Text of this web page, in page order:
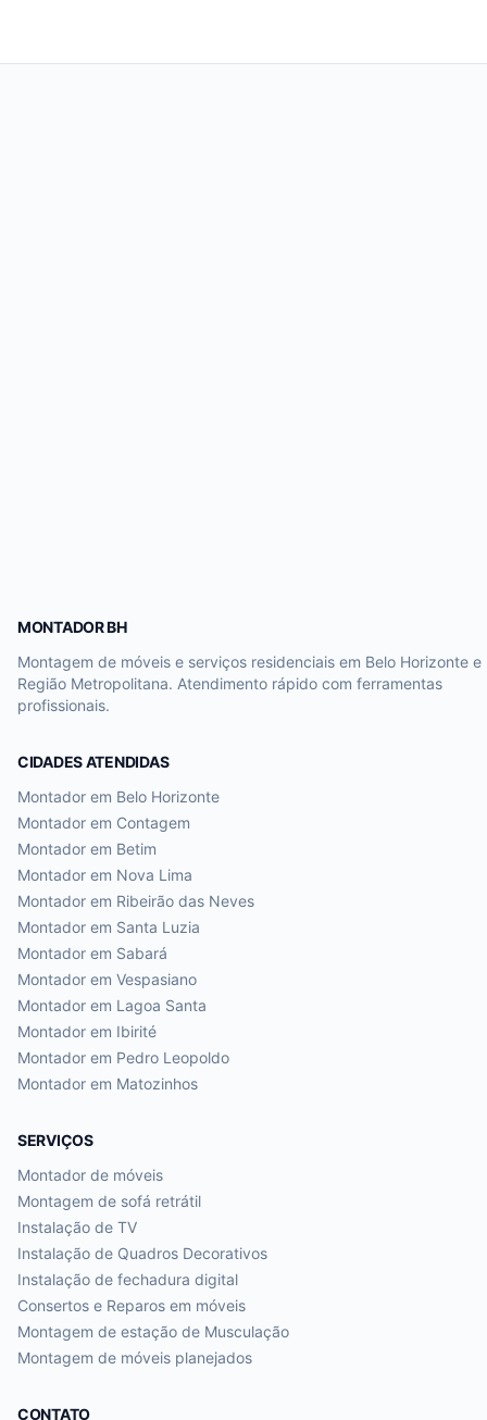
MONTADOR BH
Montagem de móveis e serviços residenciais em Belo Horizonte e
Região Metropolitana. Atendimento rápido com ferramentas
profissionais.
CIDADES ATENDIDAS
Montador em Belo Horizonte
Montador em Contagem
Montador em Betim
Montador em Nova Lima
Montador em Ribeirão das Neves
Montador em Santa Luzia
Montador em Sabará
Montador em Vespasiano
Montador em Lagoa Santa
Montador em Ibirité
Montador em Pedro Leopoldo
Montador em Matozinhos
SERVIÇOS
Montador de móveis
Montagem de sofá retrátil
Instalação de TV
Instalação de Quadros Decorativos
Instalação de fechadura digital
Consertos e Reparos em móveis
Montagem de estação de Musculação
Montagem de móveis planejados
CONTATO